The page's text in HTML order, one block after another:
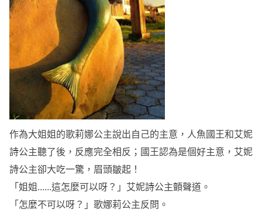
作為大姐姐的歌莉娜公主說出自己的主意，人魚國王和艾妮
詩公主聽了後，反應完全相反；國王認為是個好主意，艾妮
詩公主卻大吃一驚，眉頭皺起！
「姐姐......這怎麼可以呀？」艾妮詩公主顫聲道。
「怎麼不可以呀？」歌娜莉公主反問。